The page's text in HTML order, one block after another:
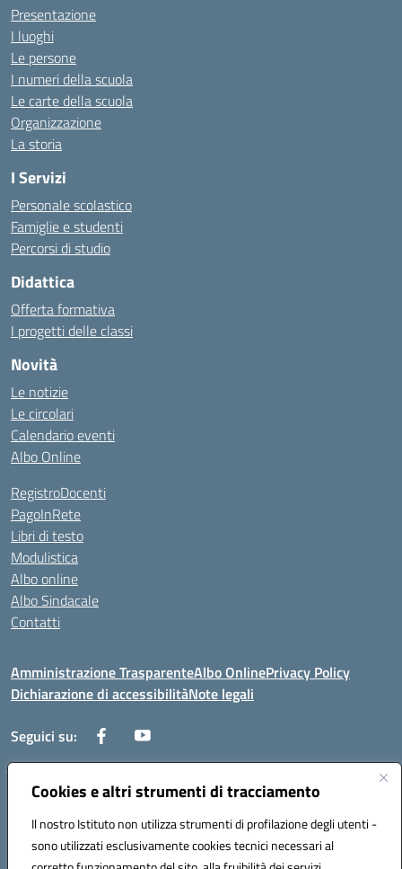
Cookies e altri strumenti di tracciamento
Il nostro Istituto non utilizza strumenti di profilazione degli utenti -
sono utilizzati esclusivamente cookies tecnici necessari al
Presentazione
I luoghi
Le persone
I numeri della scuola
Le carte della scuola
Organizzazione
La storia
I Servizi
Personale scolastico
Famiglie e studenti
Percorsi di studio
Didattica
Offerta formativa
I progetti delle classi
Novità
Le notizie
Le circolari
Calendario eventi
Albo Online
RegistroDocenti
PagoInRete
Libri di testo
Modulistica
Albo online
Albo Sindacale
Contatti
Amministrazione TrasparenteAlbo OnlinePrivacy Policy
Dichiarazione di accessibilitàNote legali
Seguici su:
Via Negroni - 87100 Cosenza
Telefono e Fax: 098433104
Mail: csic898008@istruzione.it - PEC: csic898008@pec.istruzione.it
Codice univoco ufficio: UFUEI1